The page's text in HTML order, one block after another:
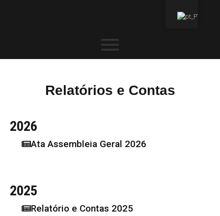
Relatórios e Contas
2026
Ata Assembleia Geral 2026
2025
Relatório e Contas 2025